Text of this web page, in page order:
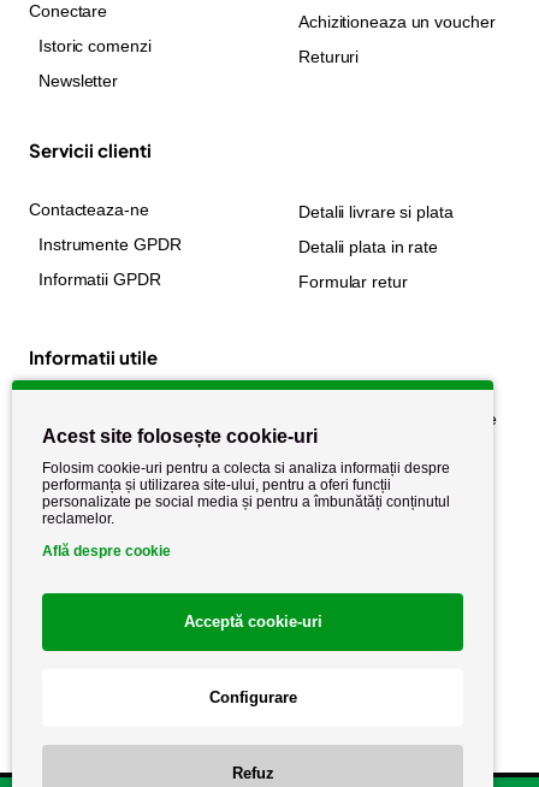
Conectare
Istoric comenzi
Newsletter
Achizitioneaza un voucher
Retururi
Servicii clienti
Contacteaza-ne
Instrumente GPDR
Informatii GPDR
Detalii livrare si plata
Detalii plata in rate
Formular retur
Informatii utile
Politica de cookie
Politica de confidențialitate
Termeni si conditii
Acest site folosește cookie-uri
Folosim cookie-uri pentru a colecta si analiza informații despre
performanța și utilizarea site-ului, pentru a oferi funcții
personalizate pe social media și pentru a îmbunătăți conținutul
reclamelor.
Află despre cookie
Acceptă cookie-uri
Configurare
Refuz